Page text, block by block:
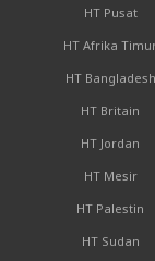
HT Pusat
HT Afrika
HT Bangladesh
HT Britain
HT Jordan
HT Mesir
HT Palestin
HT Sudan